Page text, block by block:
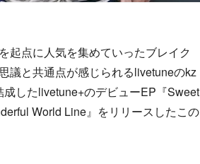
起点に人気を集めていったブレイク
議と共通点が感じられるlivetuneのkz
したlivetune+のデビューEP『Sweet
World Line』をリリースしたこの